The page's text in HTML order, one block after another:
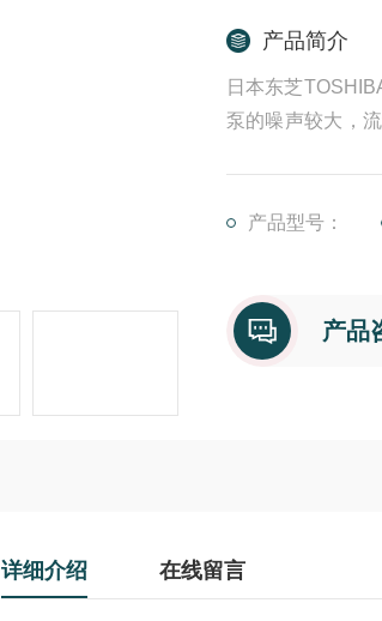
产品简介
日本东芝
泵的噪声较大，
产品型号：
产品
详细介绍 在线留言